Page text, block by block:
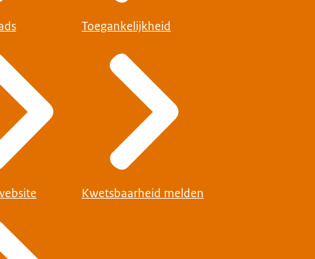
Toegankelijkheid
Kwetsbaarheid melden